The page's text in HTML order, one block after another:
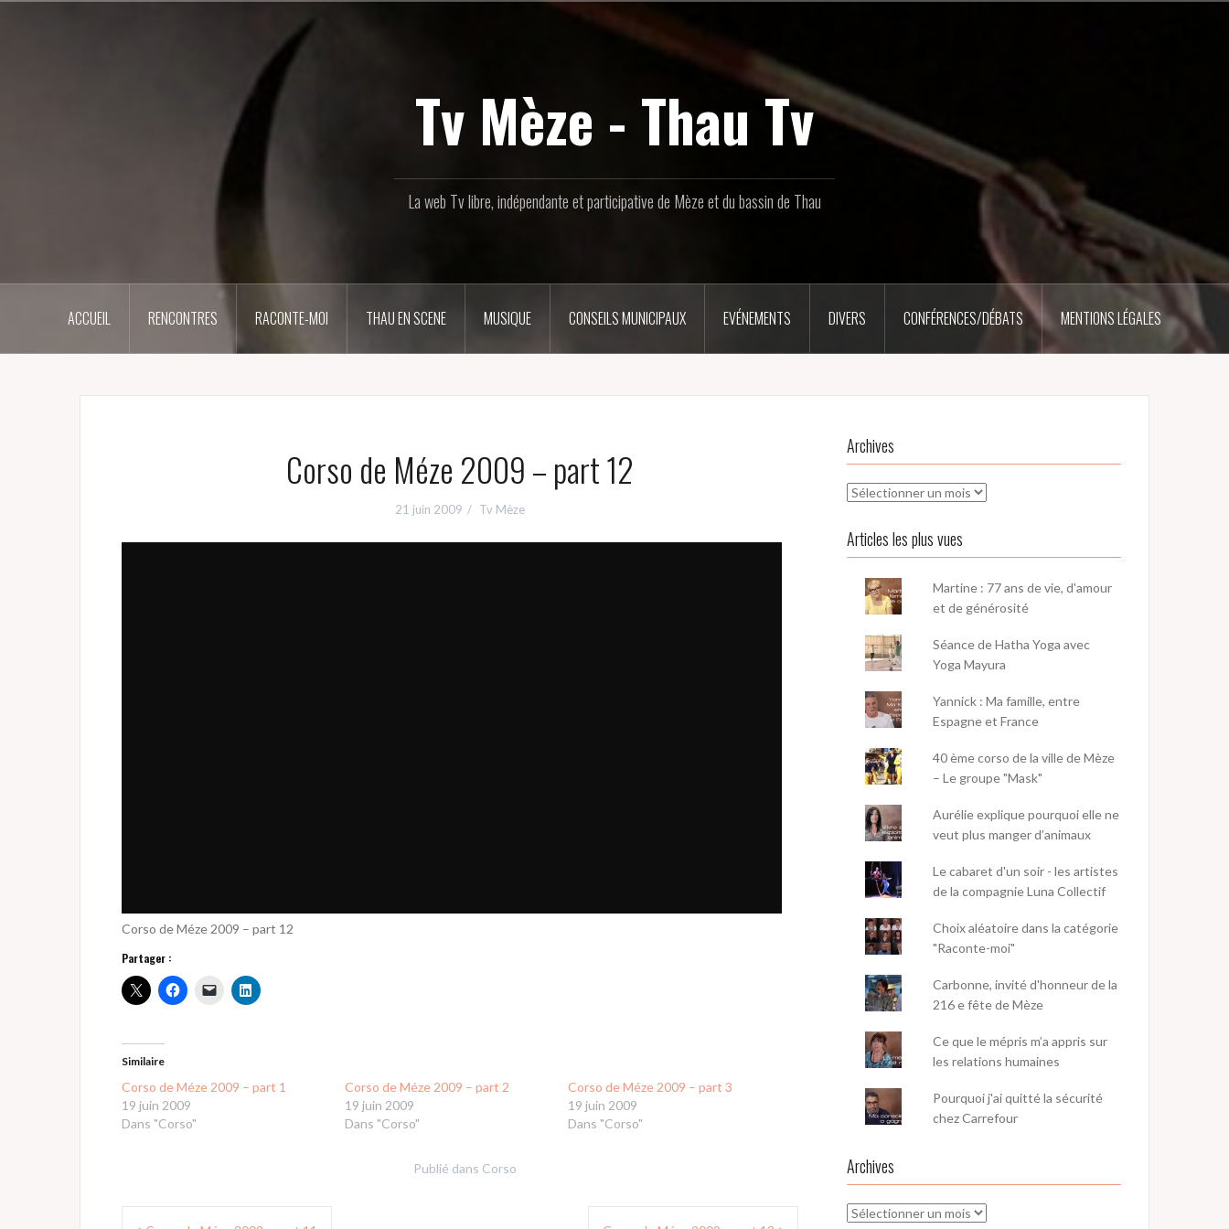
Tv Mèze - Thau Tv
La web Tv libre, indépendante et participative de Mèze et du bassin de Thau
ACCUEIL RENCONTRES RACONTE-MOI THAU EN SCENE MUSIQUE CONSEILS MUNICIPAUX EVÉNEMENTS DIVERS CONFÉRENCES/DÉBATS MENTIONS LÉGALES
Corso de Méze 2009 – part 12
21 juin 2009 Tv Mèze
Corso de Méze 2009 – part 12
Partager :
Similaire
Corso de Méze 2009 – part 1
19 juin 2009
Dans "Corso"
Corso de Méze 2009 – part 2
19 juin 2009
Dans "Corso"
Corso de Méze 2009 – part 3
19 juin 2009
Dans "Corso"
Publié dans Corso
Navigation
Archives
Archives
Articles les plus vues
Martine : 77 ans de vie, d'amour
et de générosité
Séance de Hatha Yoga avec
Yoga Mayura
Yannick : Ma famille, entre
Espagne et France
40 ème corso de la ville de Mèze
– Le groupe "Mask"
Aurélie explique pourquoi elle ne
veut plus manger d’animaux
Le cabaret d'un soir - les artistes
de la compagnie Luna Collectif
Choix aléatoire dans la catégorie
"Raconte-moi"
Carbonne, invité d'honneur de la
216 e fête de Mèze
Ce que le mépris m’a appris sur
les relations humaines
Pourquoi j'ai quitté la sécurité
chez Carrefour
Archives
Archives